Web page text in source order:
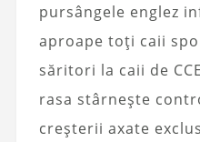
pursângele englez
aproape toți caii
săritori la caii de
rasa stârnește
creșterii axate